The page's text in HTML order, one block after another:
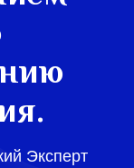
Эксперт